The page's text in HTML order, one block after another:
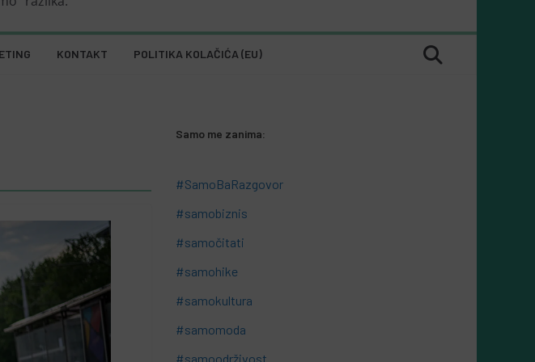
KONTAKT POLITIKA KOLAČIĆA (EU)
Samo me zanima:
#SamoBaRazgovor
#samobiznis
#samočitati
#samohike
#samokultura
#samomoda
#samoodrživost